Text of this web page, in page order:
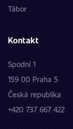
Tábor
Kontakt
Spodní 1
159 00 Praha 5
Česká republika
+420 737 667 422